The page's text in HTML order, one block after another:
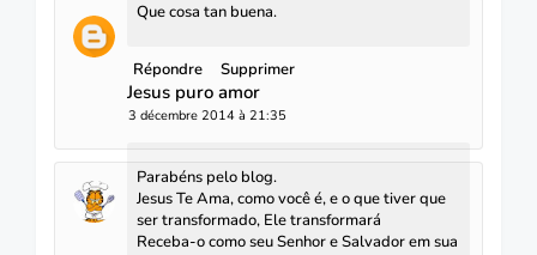
Que cosa tan buena.
Répondre Supprimer
Jesus puro amor
3 décembre 2014 à 21:35
Parabéns pelo blog.
Jesus Te Ama, como você é, e o que tiver que
ser transformado, Ele transformará
Receba-o como seu Senhor e Salvador em sua